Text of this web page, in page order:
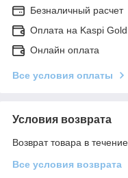
Безналичный расчет
Оплата на Kaspi Gold
Онлайн оплата
Все условия оплаты
Условия возврата
Возврат товара в
Все условия возврата